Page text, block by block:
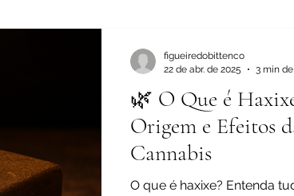
🌿 O Que é
Origem e Efeitos
Cannabis
O que é haxixe? Entenda
figueiredobittenco
22 de abr. de 2025
3 min